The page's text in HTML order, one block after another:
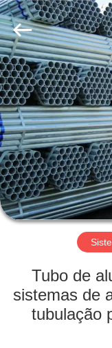
CASA
PRODUTOS
SOBRE
NÓS
TOUR
FÁBRICA
CONTROLE
Jet
Scaffold
&
Formwork
System
Co.,
Ltd..
All
Rights
Reserved.
Tubo de
sistemas de
tubulação